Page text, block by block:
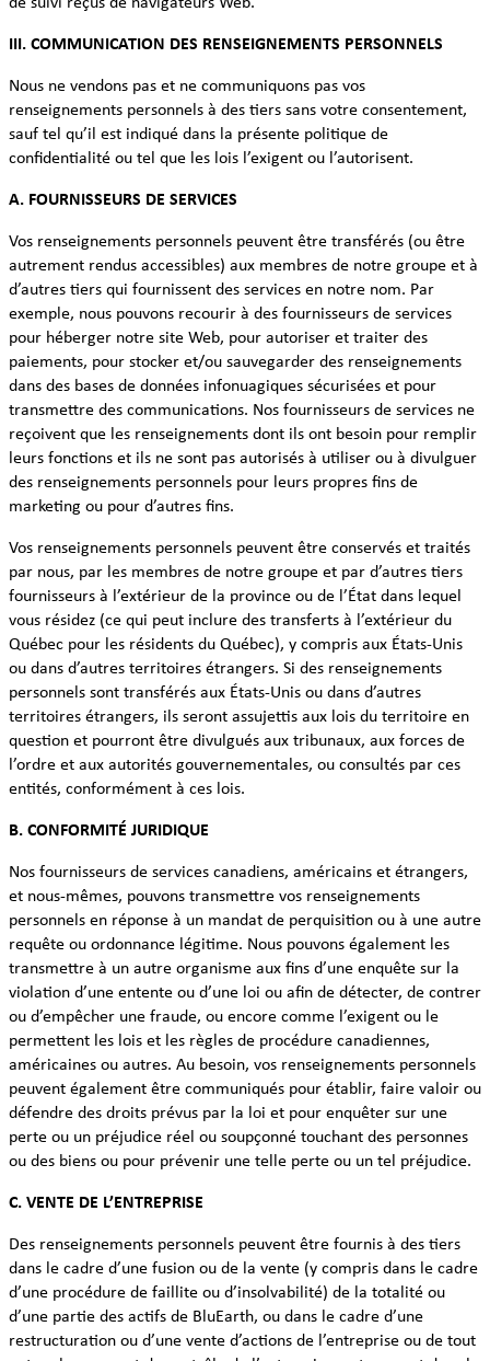
III. COMMUNICATION DES RENSEIGNEMENTS PERSONNELS
Nous ne vendons pas et ne communiquons pas vos
renseignements personnels à des tiers sans votre consentement,
sauf tel qu’il est indiqué dans la présente politique de
confidentialité ou tel que les lois l’exigent ou l’autorisent.
A. FOURNISSEURS DE SERVICES
Vos renseignements personnels peuvent être transférés (ou être
autrement rendus accessibles) aux membres de notre groupe et à
d’autres tiers qui fournissent des services en notre nom. Par
exemple, nous pouvons recourir à des fournisseurs de services
pour héberger notre site Web, pour autoriser et traiter des
paiements, pour stocker et/ou sauvegarder des renseignements
dans des bases de données infonuagiques sécurisées et pour
transmettre des communications. Nos fournisseurs de services ne
reçoivent que les renseignements dont ils ont besoin pour remplir
leurs fonctions et ils ne sont pas autorisés à utiliser ou à divulguer
des renseignements personnels pour leurs propres fins de
marketing ou pour d’autres fins.
Vos renseignements personnels peuvent être conservés et traités
par nous, par les membres de notre groupe et par d’autres tiers
fournisseurs à l’extérieur de la province ou de l’État dans lequel
vous résidez (ce qui peut inclure des transferts à l’extérieur du
Québec pour les résidents du Québec), y compris aux États-Unis
ou dans d’autres territoires étrangers. Si des renseignements
personnels sont transférés aux États-Unis ou dans d’autres
territoires étrangers, ils seront assujettis aux lois du territoire en
question et pourront être divulgués aux tribunaux, aux forces de
l’ordre et aux autorités gouvernementales, ou consultés par ces
entités, conformément à ces lois.
B. CONFORMITÉ JURIDIQUE
Nos fournisseurs de services canadiens, américains et étrangers,
et nous-mêmes, pouvons transmettre vos renseignements
personnels en réponse à un mandat de perquisition ou à une autre
requête ou ordonnance légitime. Nous pouvons également les
transmettre à un autre organisme aux fins d’une enquête sur la
violation d’une entente ou d’une loi ou afin de détecter, de contrer
ou d’empêcher une fraude, ou encore comme l’exigent ou le
permettent les lois et les règles de procédure canadiennes,
américaines ou autres. Au besoin, vos renseignements personnels
peuvent également être communiqués pour établir, faire valoir ou
défendre des droits prévus par la loi et pour enquêter sur une
perte ou un préjudice réel ou soupçonné touchant des personnes
ou des biens ou pour prévenir une telle perte ou un tel préjudice.
C. VENTE DE L’ENTREPRISE
Des renseignements personnels peuvent être fournis à des tiers
dans le cadre d’une fusion ou de la vente (y compris dans le cadre
d’une procédure de faillite ou d’insolvabilité) de la totalité ou
d’une partie des actifs de BluEarth, ou dans le cadre d’une
restructuration ou d’une vente d’actions de l’entreprise ou de tout